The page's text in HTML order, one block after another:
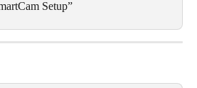
Setup”